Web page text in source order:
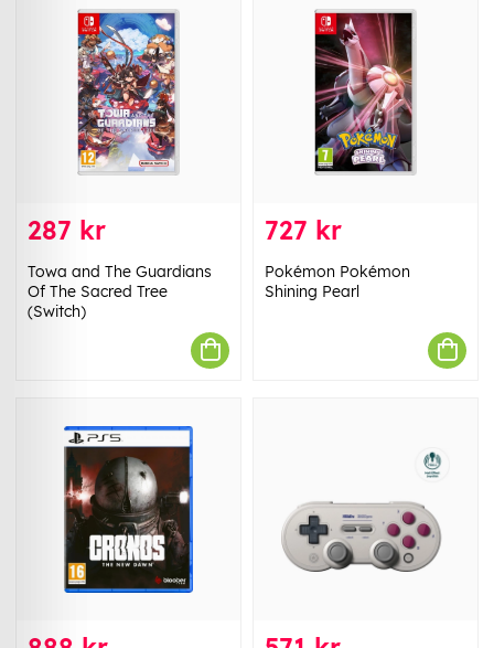
287 kr
Towa and The Guardians
Of The Sacred Tree
(Switch)
727 kr
Pokémon Pokémon
Shining Pearl